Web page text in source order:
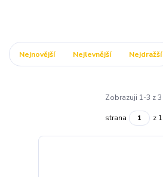
Nejnovější Nejlevnější Nejdražší
Zobrazuji 1-3 z 3
strana z 1